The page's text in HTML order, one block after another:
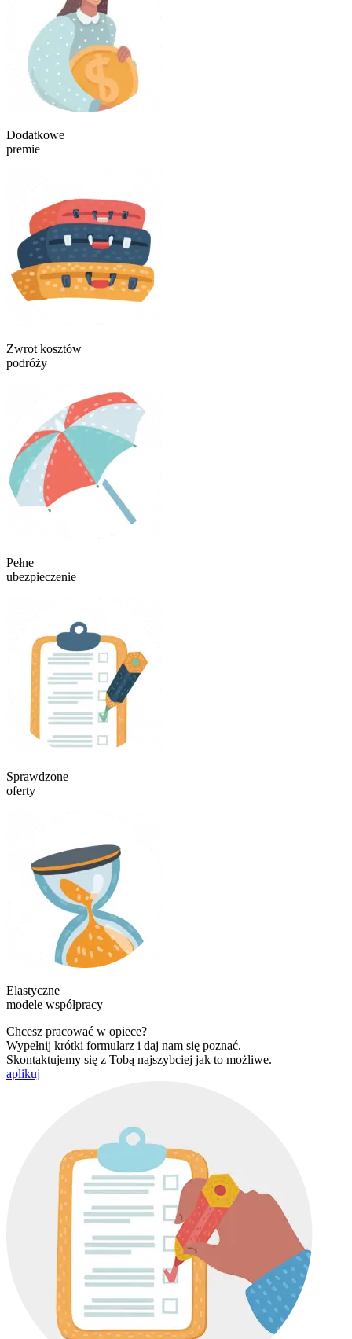
Dodatkowe
premie
Zwrot kosztów
podróży
Pełne
ubezpieczenie
Sprawdzone
oferty
Elastyczne
modele współpracy
Chcesz pracować w opiece?
Wypełnij krótki formularz i daj nam się poznać.
Skontaktujemy się z Tobą najszybciej jak to możliwe.
aplikuj